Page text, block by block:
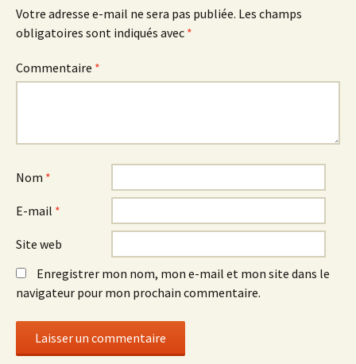
Votre adresse e-mail ne sera pas publiée. Les champs
obligatoires sont indiqués avec *
Commentaire *
Nom *
E-mail *
Site web
Enregistrer mon nom, mon e-mail et mon site dans le
navigateur pour mon prochain commentaire.